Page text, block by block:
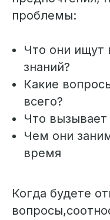
проблемы:
Что они ищут
знаний?
Какие
всего?
Что вызывает
Чем они
время
Когда будете